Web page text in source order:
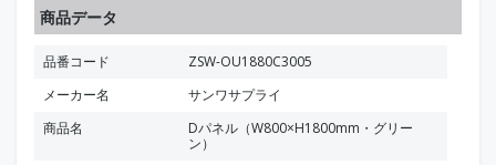
商品データ
品番コード
ZSW-OU1880C3005
メーカー名
サンワサプライ
商品名
Dパネル（W800×H1800mm・グリー
ン）